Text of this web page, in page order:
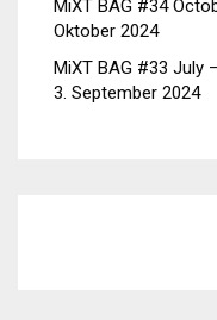
MiXT BAG #34
Oktober 2024
MiXT BAG #33 July
3. September 2024